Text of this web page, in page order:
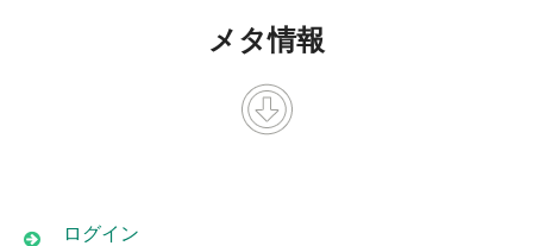
メタ情報
ログイン